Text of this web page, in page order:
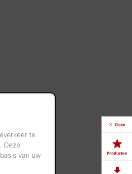
te
Deze
van uw
Close
Producten